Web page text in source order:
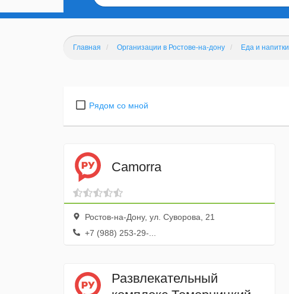
Главная Организации в Ростове-на-дону Еда и напитки
Рядом со мной
Camorra
Ростов-на-Дону, ул. Суворова, 21
+7 (988) 253-29-...
Развлекательный